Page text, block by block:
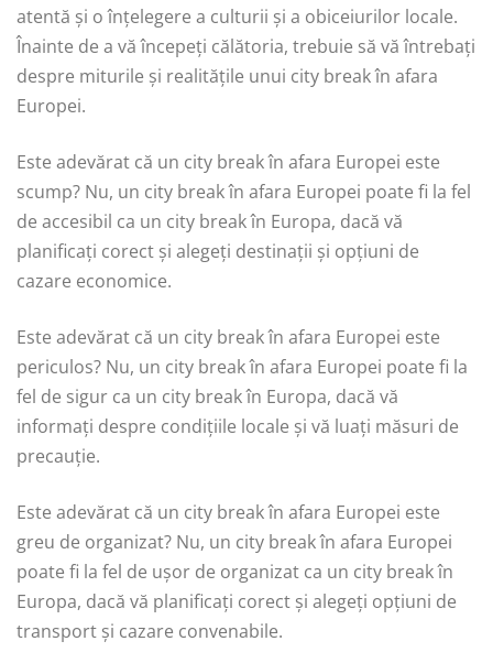
atentă și o înțelegere a culturii și a obiceiurilor locale.
Înainte de a vă începeți călătoria, trebuie să vă întrebați
despre miturile și realitățile unui city break în afara
Europei.
Este adevărat că un city break în afara Europei este
scump? Nu, un city break în afara Europei poate fi la fel
de accesibil ca un city break în Europa, dacă vă
planificați corect și alegeți destinații și opțiuni de
cazare economice.
Este adevărat că un city break în afara Europei este
periculos? Nu, un city break în afara Europei poate fi la
fel de sigur ca un city break în Europa, dacă vă
informați despre condițiile locale și vă luați măsuri de
precauție.
Este adevărat că un city break în afara Europei este
greu de organizat? Nu, un city break în afara Europei
poate fi la fel de ușor de organizat ca un city break în
Europa, dacă vă planificați corect și alegeți opțiuni de
transport și cazare convenabile.